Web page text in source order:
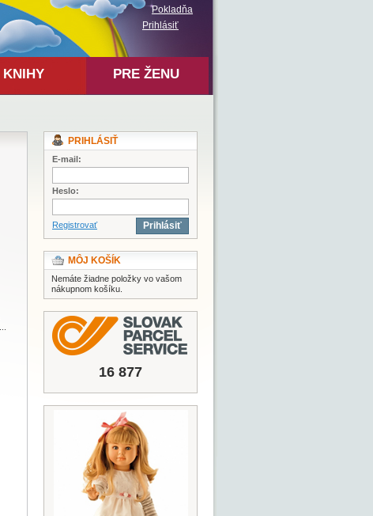
Pokladňa
Prihlásiť
KNIHY PRE ŽENU
PRIHLÁSIŤ
E-mail:
Heslo:
Registrovať Prihlásiť
MÔJ KOŠÍK
Nemáte žiadne položky vo vašom
nákupnom košíku.
16 877